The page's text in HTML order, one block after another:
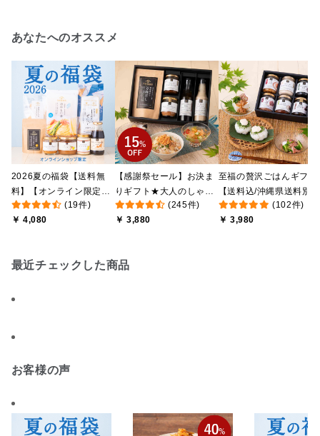
あなたへのオススメ
2026夏の福袋【送料無
料】【オンライン限定】
【ポイントキャンペーン
実施中】【のし・ラッピ
(19件)
￥ 4,080
【感謝祭セール】お決ま
りギフト★大人のしゃけ
しゃけめんたい入り【送
料込/沖縄県送料別途】
(245件)
￥ 3,880
至福の贅沢ごはんギフト
【送料込/沖縄県送料別
途】【化粧箱包装付/オン
ライン限定】
(102件)
￥ 3,980
最近チェックした商品
お客様の声